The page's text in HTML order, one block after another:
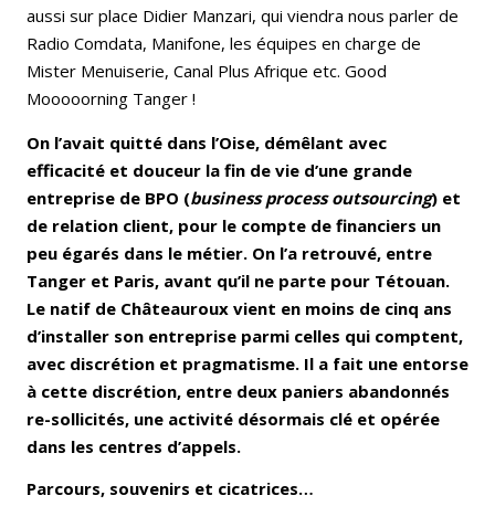
aussi sur place Didier Manzari, qui viendra nous parler de
Radio Comdata, Manifone, les équipes en charge de
Mister Menuiserie, Canal Plus Afrique etc. Good
Mooooorning Tanger !
On l’avait quitté dans l’Oise, démêlant avec
efficacité et douceur la fin de vie d’une grande
entreprise de BPO (business process outsourcing) et
de relation client, pour le compte de financiers un
peu égarés dans le métier. On l’a retrouvé, entre
Tanger et Paris, avant qu’il ne parte pour Tétouan.
Le natif de Châteauroux vient en moins de cinq ans
d’installer son entreprise parmi celles qui comptent,
avec discrétion et pragmatisme. Il a fait une entorse
à cette discrétion, entre deux paniers abandonnés
re-sollicités, une activité désormais clé et opérée
dans les centres d’appels.
Parcours, souvenirs et cicatrices…